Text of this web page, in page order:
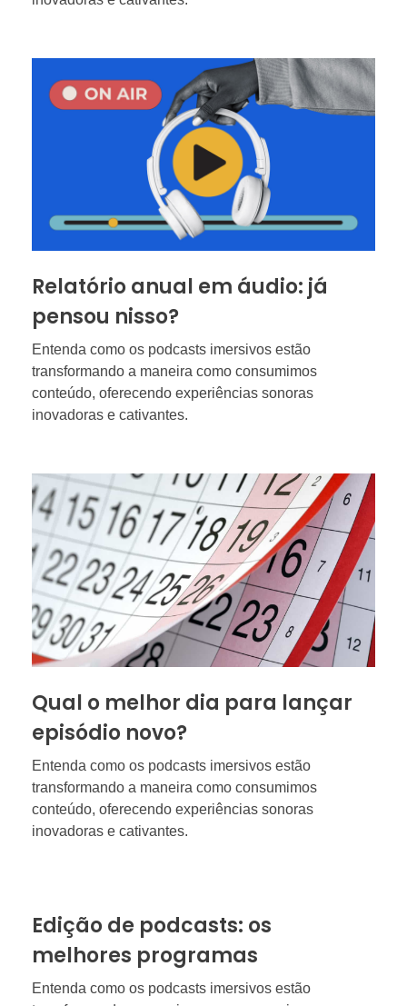
Relatório anual em áudio: já
pensou nisso?
Entenda como os podcasts imersivos estão
transformando a maneira como consumimos
conteúdo, oferecendo experiências sonoras
inovadoras e cativantes.
Qual o melhor dia para lançar
episódio novo?
Entenda como os podcasts imersivos estão
transformando a maneira como consumimos
conteúdo, oferecendo experiências sonoras
inovadoras e cativantes.
Edição de podcasts: os
melhores programas
Entenda como os podcasts imersivos estão